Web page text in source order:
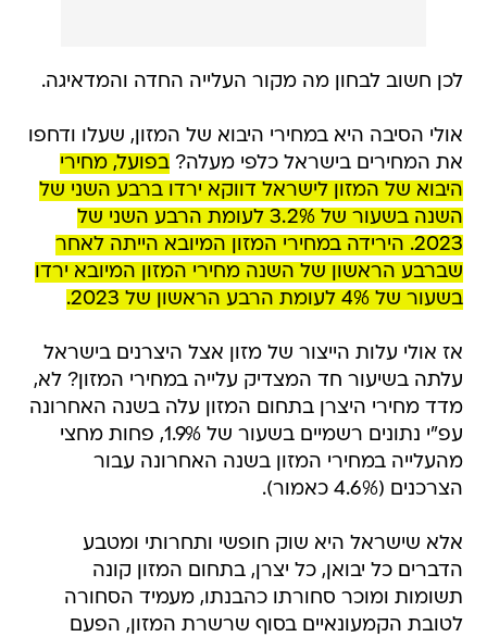
לכן חשוב לבחון מה מקור העלייה החדה והמדאיגה.
אולי הסיבה היא במחירי היבוא של המזון, שעלו ודחפו
את המחירים בישראל כלפי מעלה?בפועל, מחירי
היבוא של המזון לישראל דווקא ירדו ברבע השני של
השנה בשעור של 3.2% לעומת הרבע השני של
2023. הירידה במחירי המזון המיובא הייתה לאחר
שברבע הראשון של השנה מחירי המזון המיובא ירדו
בשעור של 4% לעומת הרבע הראשון של 2023.
אז אולי עלות הייצור של מזון אצל היצרנים בישראל
עלתה בשיעור חד המצדיק עלייה במחירי המזון? לא,
מדד מחירי היצרן בתחום המזון עלה בשנה האחרונה
עפ"י נתונים רשמיים בשעור של 1.9%, פחות מחצי
מהעלייה במחירי המזון בשנה האחרונה עבור
הצרכנים (4.6% כאמור).
אלא שישראל היא שוק חופשי ותחרותי ומטבע
הדברים כל יבואן, כל יצרן, בתחום המזון קונה
תשומות ומוכר סחורתו כהבנתו, מעמיד הסחורה
לטובת הקמעונאיים בסוף שרשרת המזון, הפעם